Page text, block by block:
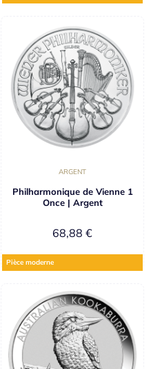
ARGENT
Philharmonique de Vienne 1
Once | Argent
68,88 €
Pièce moderne